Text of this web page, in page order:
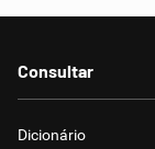
Consultar
Dicionário